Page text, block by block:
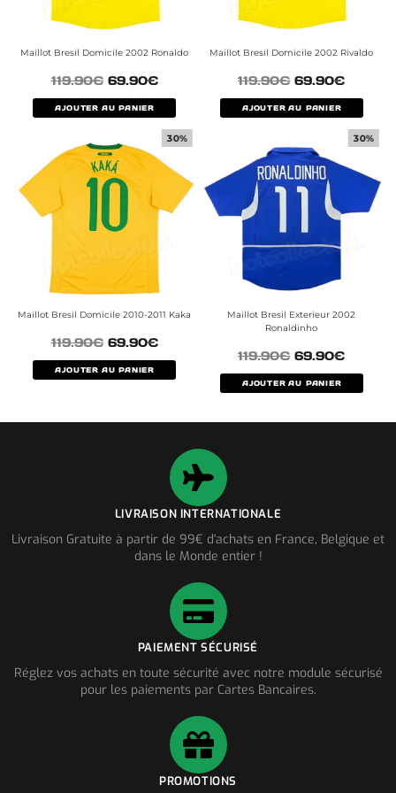
Maillot Bresil Domicile 2002 Ronaldo
119.90€ 69.90€
AJOUTER AU PANIER
Maillot Bresil Domicile 2002 Rivaldo
119.90€ 69.90€
AJOUTER AU PANIER
30%
Maillot Bresil Domicile 2010-2011 Kaka
119.90€ 69.90€
AJOUTER AU PANIER
30%
Maillot Bresil Exterieur 2002
Ronaldinho
119.90€ 69.90€
AJOUTER AU PANIER
LIVRAISON INTERNATIONALE
Livraison Gratuite à partir de 99€ d'achats en France, Belgique et
dans le Monde entier !
PAIEMENT SÉCURISÉ
Réglez vos achats en toute sécurité avec notre module sécurisé
pour les paiements par Cartes Bancaires.
PROMOTIONS